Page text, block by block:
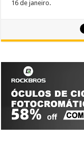
16 de janeiro.